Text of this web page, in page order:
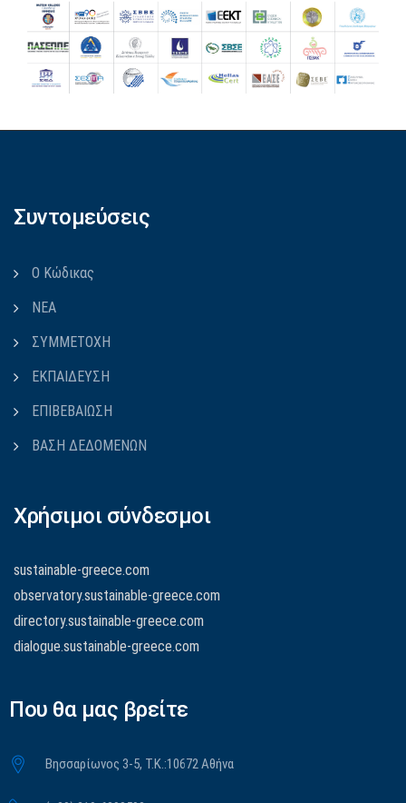
Συντομεύσεις
Ο Κώδικας
ΝΕΑ
ΣΥΜΜΕΤΟΧΗ
ΕΚΠΑΙΔΕΥΣΗ
ΕΠΙΒΕΒΑΙΩΣΗ
ΒΑΣΗ ΔΕΔΟΜΕΝΩΝ
Χρήσιμοι σύνδεσμοι
sustainable-greece.com
observatory.sustainable-greece.com
directory.sustainable-greece.com
dialogue.sustainable-greece.com
Που θα μας βρείτε
Βησσαρίωνος 3-5, Τ.Κ.:10672 Αθήνα